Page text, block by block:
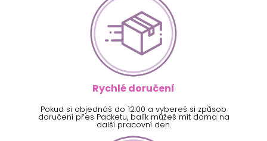
Rychlé doručení
Pokud si objednáš do 12:00 a vybereš si způsob
doručení přes Packetu, balík můžeš mít doma na
další pracovní den.